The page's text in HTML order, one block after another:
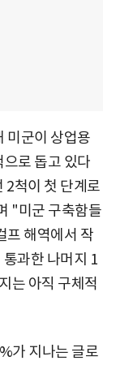
미군이 상업용
로 돕고 있다
2척이 첫 단계로
"미군 구축함들
프 해역에서 작
과한 나머지 1
는 아직 구체적
가 지나는 글로